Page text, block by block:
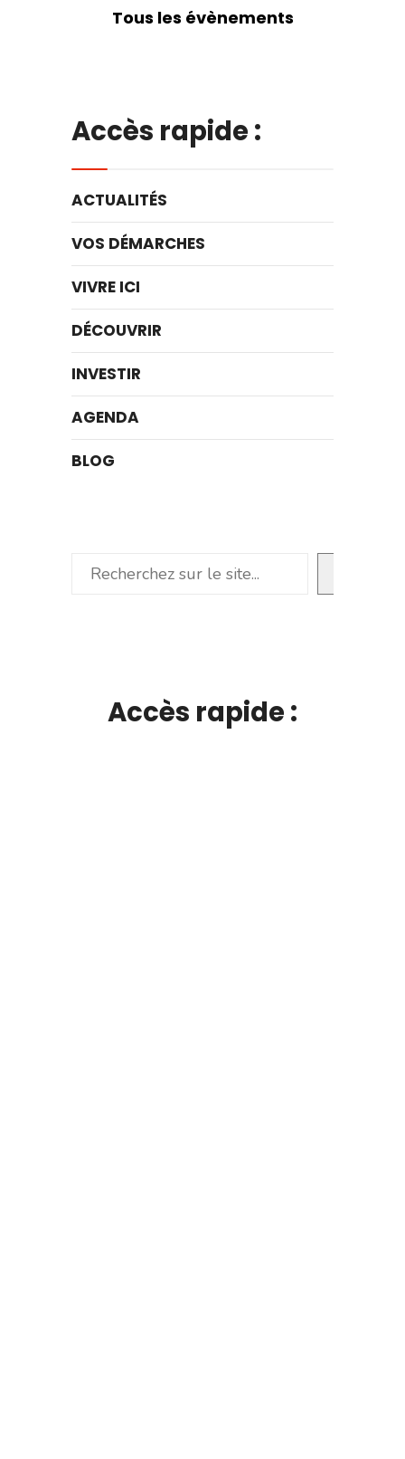
Tous les évènements
Accès rapide :
ACTUALITÉS
VOS DÉMARCHES
VIVRE ICI
DÉCOUVRIR
INVESTIR
AGENDA
BLOG
Rechercher
Accès rapide :